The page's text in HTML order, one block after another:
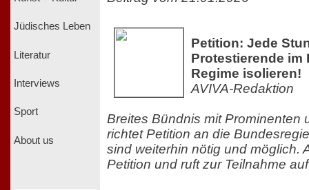
Jüdisches Leben
Literatur
Interviews
Sport
About us
Petition: Jede
Protestierende im
Regime isolieren!
AVIVA-Redaktion
Breites Bündnis mit Prominenten
richtet Petition an die
sind weiterhin nötig und möglich.
Petition und ruft zur Teilnahme